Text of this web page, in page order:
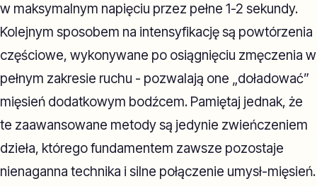
w maksymalnym napięciu przez pełne 1-2 sekundy.
Kolejnym sposobem na intensyfikację są powtórzenia
częściowe, wykonywane po osiągnięciu zmęczenia w
pełnym zakresie ruchu - pozwalają one „doładować”
mięsień dodatkowym bodźcem. Pamiętaj jednak, że
te zaawansowane metody są jedynie zwieńczeniem
dzieła, którego fundamentem zawsze pozostaje
nienaganna technika i silne połączenie umysł-mięsień.